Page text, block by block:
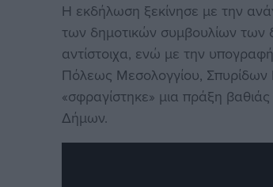
Η εκδήλωση ξεκίνησε με την
των δημοτικών συμβουλίων
αντίστοιχα, ενώ με την
Πόλεως Μεσολογγίου,
«σφραγίστηκε» μια πράξη
Δήμων.